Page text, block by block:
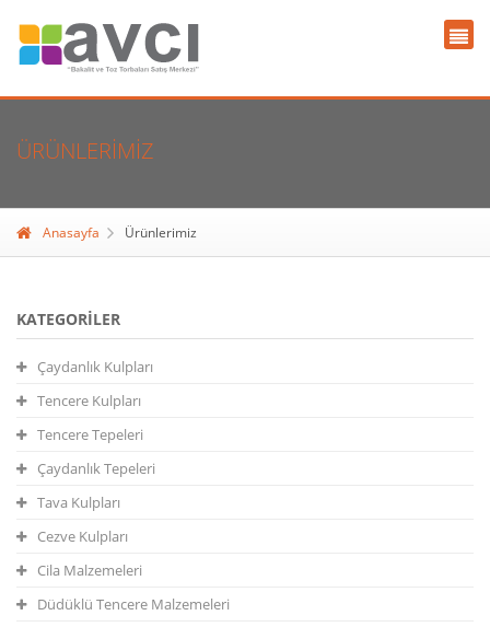
ÜRÜNLERIMIZ
Anasayfa Ürünlerimiz
KATEGORILER
Çaydanlık Kulpları
Tencere Kulpları
Tencere Tepeleri
Çaydanlık Tepeleri
Tava Kulpları
Cezve Kulpları
Cila Malzemeleri
Düdüklü Tencere Malzemeleri